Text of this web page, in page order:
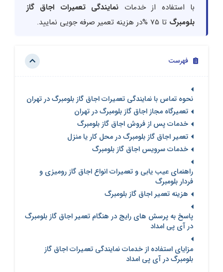
با استفاده از خدمات نمایندگی تعمیرات اجاق گاز
بلومبرگ تا 75 %در هزینه تعمیر صرفه جویی نمایید.
فهرست
نحوه تماس با نمایندگی تعمیرات اجاق گاز بلومبرگ در تهران
تعمیرگاه مجاز اجاق گاز بلومبرگ در تهران
خدمات پس از فروش اجاق گاز بلومبرگ
تعمیر اجاق گاز بلومبرگ در محل کار یا منزل
خدمات سرویس اجاق گاز بلومبرگ
راهنمای عیب یابی و تعمیرات انواع اجاق گاز رومیزی و
فردار بلومبرگ
هزینه تعمیر اجاق گاز بلومبرگ
پاسخ به پرسش های رایج در هنگام تعمیر اجاق گاز بلومبرگ
در آی پی امداد
مزایای استفاده از خدمات نمایندگی تعمیرات اجاق گاز
بلومبرگ در آی پی امداد